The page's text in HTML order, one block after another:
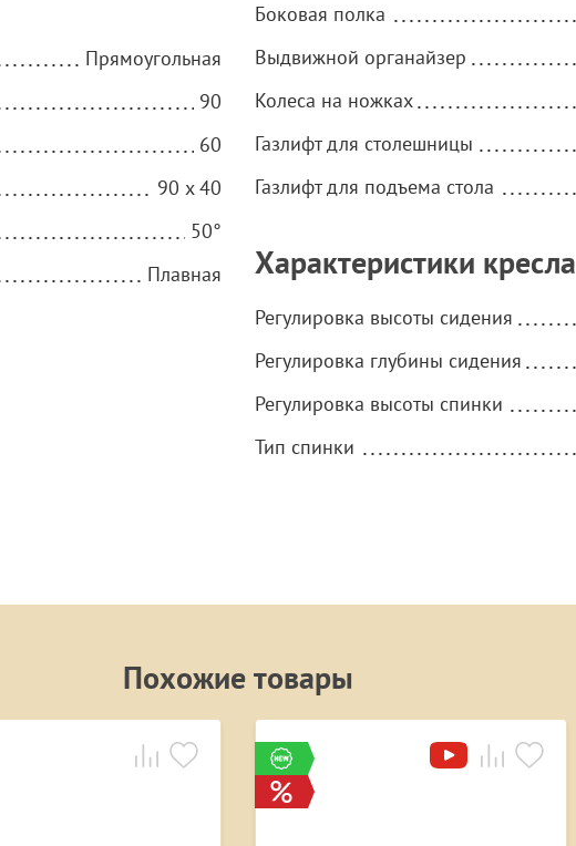
Прямоугольная
90
60
90 x 40
50°
Плавная
Боковая полка
Выдвижной органайзер
Колеса на ножках
Газлифт для столешницы
Газлифт для подъема стола
Характеристики кресла
Регулировка высоты сидения
Регулировка глубины сидения
Регулировка высоты спинки
Тип спинки
Похожие товары